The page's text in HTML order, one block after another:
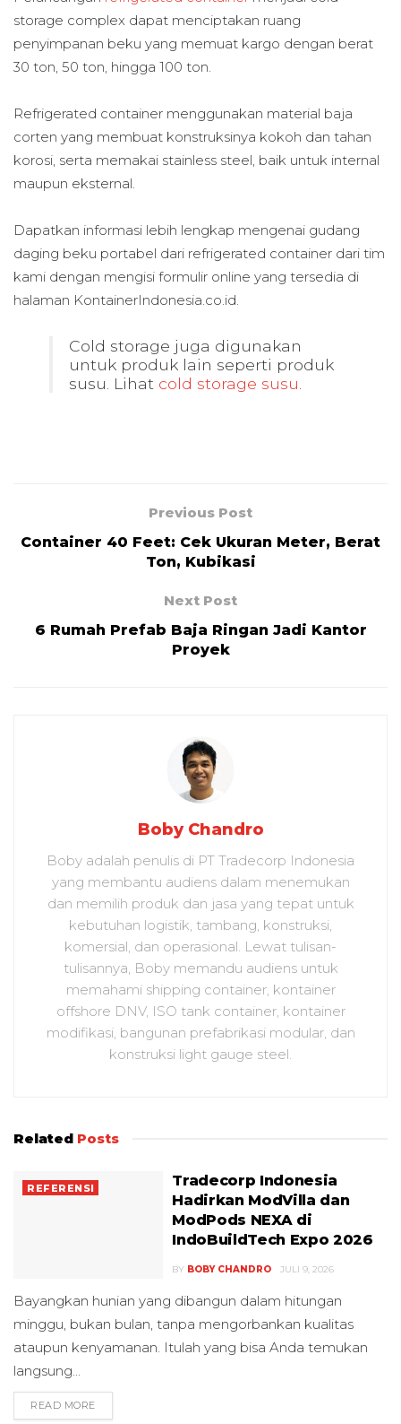
storage complex dapat menciptakan ruang
penyimpanan beku yang memuat kargo dengan berat
30 ton, 50 ton, hingga 100 ton.
Refrigerated container menggunakan material baja
corten yang membuat konstruksinya kokoh dan tahan
korosi, serta memakai stainless steel, baik untuk internal
maupun eksternal.
Dapatkan informasi lebih lengkap mengenai gudang
daging beku portabel dari refrigerated container dari tim
kami dengan mengisi formulir online yang tersedia di
halaman KontainerIndonesia.co.id.
Cold storage juga digunakan
untuk produk lain seperti produk
susu. Lihat cold storage susu
Previous Post
Container 40 Feet: Cek Ukuran Meter, Berat
Ton, Kubikasi
Next Post
6 Rumah Prefab Baja Ringan Jadi Kantor
Proyek
Boby Chandro
Boby adalah penulis di PT Tradecorp Indonesia
yang membantu audiens dalam menemukan
dan memilih produk dan jasa yang tepat untuk
kebutuhan logistik, tambang, konstruksi,
komersial, dan operasional. Lewat tulisan-
tulisannya, Boby memandu audiens untuk
memahami shipping container, kontainer
offshore DNV, ISO tank container, kontainer
modifikasi, bangunan prefabrikasi modular, dan
konstruksi light gauge steel.
Related Posts
REFERENSI
Tradecorp Indonesia
Hadirkan ModVilla dan
ModPods NEXA di
IndoBuildTech Expo 2026
BY BOBY CHANDRO JULI 9, 2026
Bayangkan hunian yang dibangun dalam hitungan
minggu, bukan bulan, tanpa mengorbankan kualitas
ataupun kenyamanan. Itulah yang bisa Anda temukan
langsung...
READ MORE